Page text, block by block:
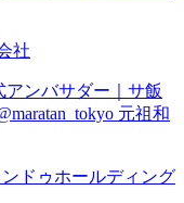
社
ンバサダー｜サ飯
元祖和
ドゥホールディング